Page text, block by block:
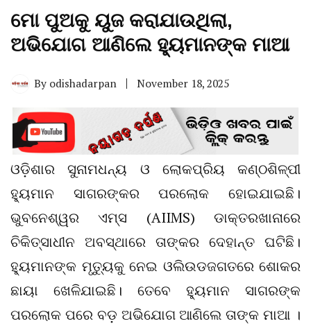
ମୋ ପୁଅକୁ ୟୁଜ କରାଯାଉଥିଲା,
ଅଭିଯୋଗ ଆଣିଲେ ହ୍ୟୁମାନଙ୍କ ମାଆ
By odishadarpan November 18, 2025
ଓଡ଼ିଶାର ସୁନାମଧନ୍ୟ ଓ ଲୋକପ୍ରିୟ କଣ୍ଠଶିଳ୍ପୀ
ହ୍ୟୁମାନ ସାଗରଙ୍କର ପରଲୋକ ହୋଇଯାଇଛି।
ଭୁବନେଶ୍ୱର ଏମ୍ସ (AIIMS) ଡାକ୍ତରଖାନାରେ
ଚିକିତ୍ସାଧୀନ ଅବସ୍ଥାରେ ତାଙ୍କର ଦେହାନ୍ତ ଘଟିଛି।
ହ୍ୟୁମାନଙ୍କ ମୃତ୍ୟୁକୁ ନେଇ ଓଲିଉଡଜଗତରେ ଶୋକର
ଛାୟା ଖେଳିଯାଇଛି। ତେବେ ହ୍ୟୁମାନ ସାଗରଙ୍କ
ପରଲୋକ ପରେ ବଡ଼ ଅଭିଯୋଗ ଆଣିଲେ ତାଙ୍କ ମାଆ ।